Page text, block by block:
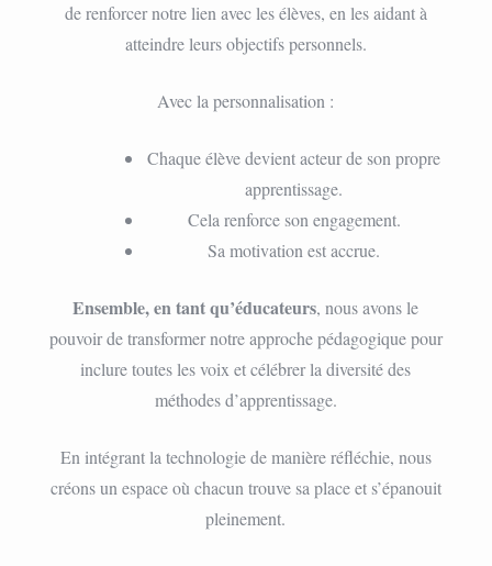
de renforcer notre lien avec les élèves, en les aidant à
atteindre leurs objectifs personnels.
Avec la personnalisation :
Chaque élève devient acteur de son propre
apprentissage.
Cela renforce son engagement.
Sa motivation est accrue.
Ensemble, en tant qu’éducateurs, nous avons le
pouvoir de transformer notre approche pédagogique pour
inclure toutes les voix et célébrer la diversité des
méthodes d’apprentissage.
En intégrant la technologie de manière réfléchie, nous
créons un espace où chacun trouve sa place et s’épanouit
pleinement.